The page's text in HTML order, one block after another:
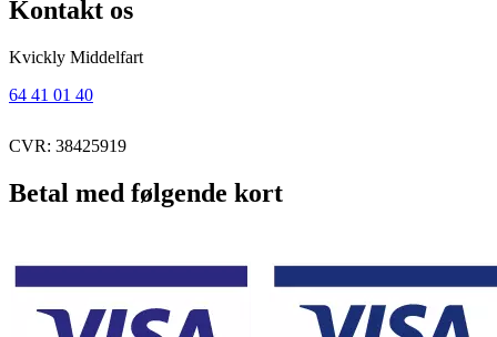
Kontakt os
Kvickly Middelfart
64 41 01 40
CVR: 38425919
Betal med følgende kort